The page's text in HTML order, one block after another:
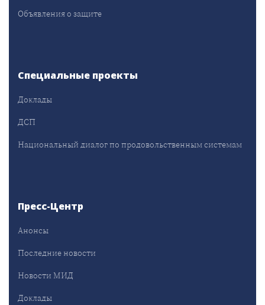
Объявления о защите
Специальные проекты
Доклады
ДСП
Национальный диалог по продовольственным системам
Пресс-Центр
Анонсы
Последние новости
Новости МИД
Доклады